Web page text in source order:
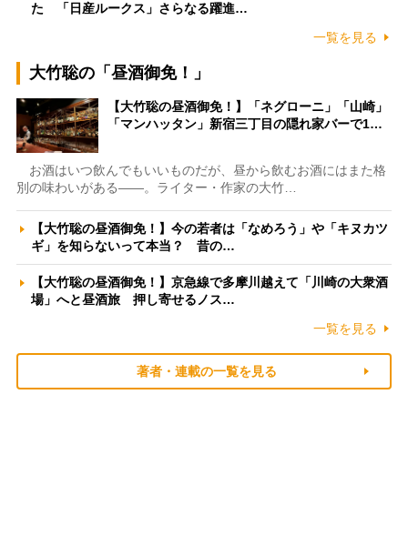
た 「日産ルークス」さらなる躍進…
一覧を見る
大竹聡の「昼酒御免！」
【大竹聡の昼酒御免！】「ネグローニ」「山崎」
「マンハッタン」新宿三丁目の隠れ家バーで1…
お酒はいつ飲んでもいいものだが、昼から飲むお酒にはまた格
別の味わいがある――。ライター・作家の大竹…
【大竹聡の昼酒御免！】今の若者は「なめろう」や「キヌカツ
ギ」を知らないって本当？ 昔の…
【大竹聡の昼酒御免！】京急線で多摩川越えて「川崎の大衆酒
場」へと昼酒旅 押し寄せるノス…
一覧を見る
著者・連載の一覧を見る